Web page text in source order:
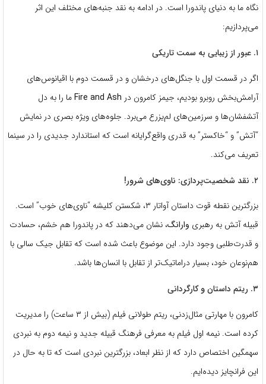
نگاه ما به دنیای پاندورا است. در ادامه به نقد جنبه‌های مختلف این اثر
می‌پردازیم:
۱. عبور از زیبایی به سمت تاریکی
اگر در قسمت اول با جنگل‌های درخشان و در قسمت دوم با اقیانوس‌های
آرامش‌بخش روبرو بودیم، جیمز کامرون در Fire and Ashما را به دل
آتشفشان‌ها و سرزمین‌های لم‌یزرع می‌برد. جلوه‌های ویژه بصری در نمایش
“آتش” و “خاکستر” به قدری واقع‌گرایانه است که استاندارد جدیدی را در سینما
تعریف می‌کند.
۲. نقد شخصیت‌پردازی: ناوی‌های شرور!
بزرگترین نقطه قوت داستان آواتار ۳، شکستن کلیشه “ناوی‌های خوب” است.
قبیله آتش به رهبری وارانگ، نشان می‌دهند که در پاندورا هم خشم، حسادت
و قدرت‌طلبی وجود دارد. این موضوع باعث شده است که تقابل جیک سالی با
هم‌نوعان خود، بسیار دراماتیک‌تر از تقابل با انسان‌ها باشد.
۳. ریتم داستان و کارگردانی
کامرون با مهارتی مثال‌زدنی، ریتم طولانی فیلم (بیش از ۳ ساعت) را مدیریت
کرده است. نیمه اول فیلم به معرفی فرهنگ قبیله جدید و نیمه دوم به نبردی
سهمگین اختصاص دارد که از نظر ابعاد، بزرگترین نبردی است که تا به حال در
این فرانچایز دیده‌ایم.